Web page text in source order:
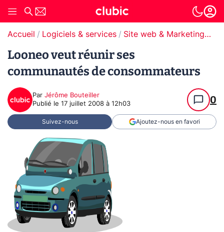
Accueil Logiciels & services Site web & Marketing Digital
Looneo veut réunir ses
communautés de consommateurs
Par Jérôme Bouteiller
Publié le 17 juillet 2008 à 12h03 0
Suivez-nous Ajoutez-nous en favori